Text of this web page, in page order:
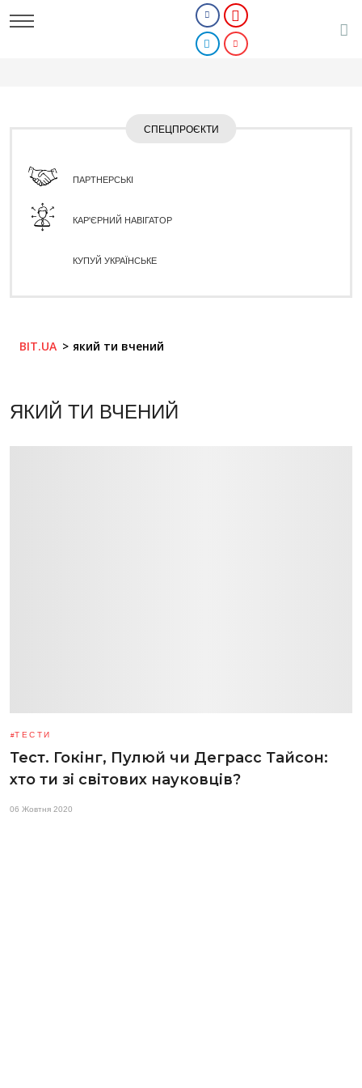
СПЕЦПРОЄКТИ
ПАРТНЕРСЬКІ
КАР'ЄРНИЙ НАВІГАТОР
КУПУЙ УКРАЇНСЬКЕ
BIT.UA який ти вчений
ЯКИЙ ТИ ВЧЕНИЙ
ТЕСТИ
Тест. Гокінг, Пулюй чи Деграсс Тайсон:
хто ти зі світових науковців?
06 Жовтня 2020